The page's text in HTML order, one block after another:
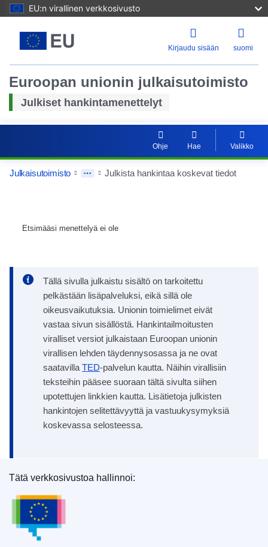
EU:n virallinen verkkosivusto
Kirjaudu sisään suomi
Euroopan unionin julkaisutoimisto
Julkiset hankintamenettelyt
Ohje Hae Valikko
Julkaisutoimisto Julkista hankintaa koskevat tiedot
Etsimääsi menettelyä ei ole
Tällä sivulla julkaistu sisältö on tarkoitettu
pelkästään lisäpalveluksi, eikä sillä ole
oikeusvaikutuksia. Unionin toimielimet eivät
vastaa sivun sisällöstä. Hankintailmoitusten
viralliset versiot julkaistaan Euroopan unionin
virallisen lehden täydennysosassa ja ne ovat
saatavilla TED-palvelun kautta. Näihin virallisiin
teksteihin pääsee suoraan tältä sivulta siihen
upotettujen linkkien kautta. Lisätietoja julkisten
hankintojen selitettävyyttä ja vastuukysymyksiä
koskevassa selosteessa.
Euroopan unionin julkaisutoimisto
Tätä verkkosivustoa hallinnoi: